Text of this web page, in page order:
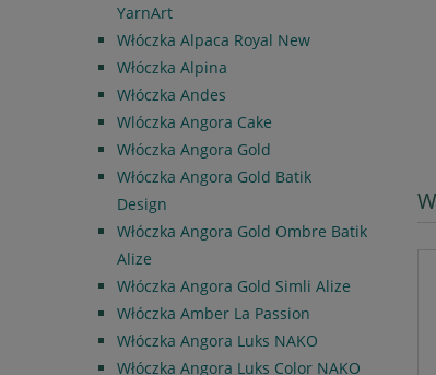
YarnArt
Włóczka Alpaca Royal New
Włóczka Alpina
Włóczka Andes
Wlóczka Angora Cake
Włóczka Angora Gold
Włóczka Angora Gold Batik
Design
Włóczka Angora Gold Ombre Batik
Alize
Włóczka Angora Gold Simli Alize
Włóczka Amber La Passion
Włóczka Angora Luks NAKO
Włóczka Angora Luks Color NAKO